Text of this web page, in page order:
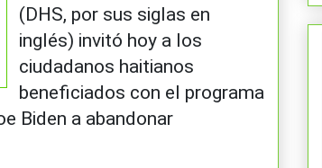
(DHS, por sus siglas en
inglés) invitó hoy a los
ciudadanos haitianos
beneficiados con el programa
Biden a abandonar